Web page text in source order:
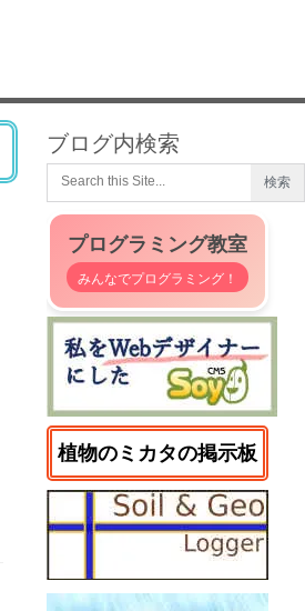
ブログ内検索
プログラミング教室
みんなでプログラミング！
植物のミカタの掲示板